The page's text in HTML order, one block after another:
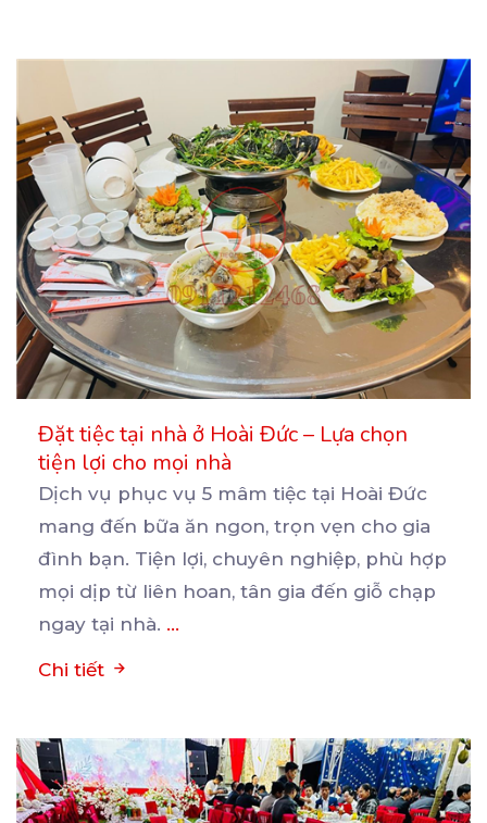
Đặt tiệc tại nhà ở Hoài Đức – Lựa chọn
tiện lợi cho mọi nhà
Dịch vụ phục vụ 5 mâm tiệc tại Hoài Đức
mang đến bữa ăn ngon, trọn vẹn cho gia
đình bạn. Tiện lợi, chuyên nghiệp, phù hợp
mọi dịp từ liên hoan, tân gia đến giỗ chạp
ngay tại nhà. ...
Chi tiết